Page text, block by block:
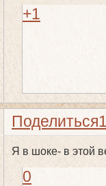
+1
Поделиться
Я в шоке- в этой
0